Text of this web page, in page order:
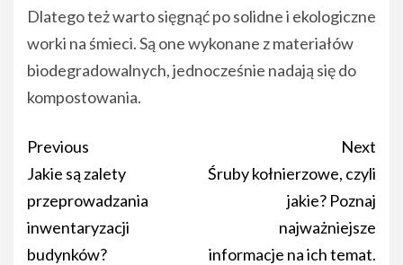
Dlatego też warto sięgnąć po solidne i ekologiczne
worki na śmieci. Są one wykonane z materiałów
biodegradowalnych, jednocześnie nadają się do
kompostowania.
Post
navigation
Previous
Jakie są zalety
przeprowadzania
inwentaryzacji
budynków?
Next
Śruby kołnierzowe, czyli
jakie? Poznaj
najważniejsze
informacje na ich temat.